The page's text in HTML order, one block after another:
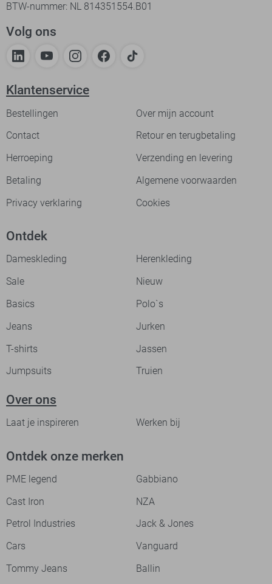
BTW-nummer: NL 814351554.B01
Volg ons
Klantenservice
Bestellingen
Over mijn account
Contact
Retour en terugbetaling
Herroeping
Verzending en levering
Betaling
Algemene voorwaarden
Privacy verklaring
Cookies
Ontdek
Dameskleding
Herenkleding
Sale
Nieuw
Basics
Polo`s
Jeans
Jurken
T-shirts
Jassen
Jumpsuits
Truien
Over ons
Laat je inspireren Werken bij
Ontdek onze merken
PME legend
Gabbiano
Cast Iron
NZA
Petrol Industries
Jack & Jones
Cars
Vanguard
Tommy Jeans
Ballin